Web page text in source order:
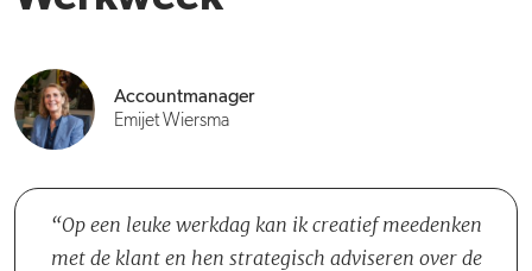
Accountmanager
Emijet Wiersma
Op een leuke werkdag kan ik creatief meedenken
met de klant en hen strategisch adviseren over de